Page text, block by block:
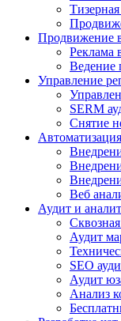
Продвижение
Реклама
Управление
SERM
Снятие
Веб
Аудит и
Аудит
SEO
Аудит
Анализ